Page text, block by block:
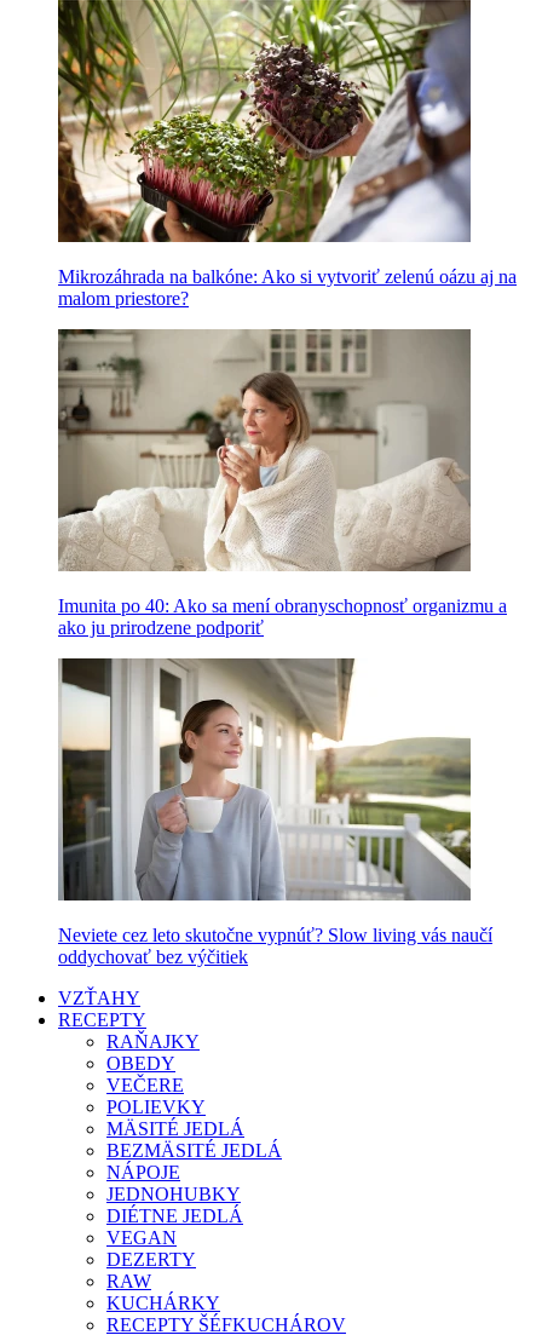
Mikrozáhrada na balkóne: Ako si vytvoriť zelenú oázu aj na
malom priestore?
Imunita po 40: Ako sa mení obranyschopnosť organizmu a
ako ju prirodzene podporiť
Neviete cez leto skutočne vypnúť? Slow living vás naučí
oddychovať bez výčitiek
VZŤAHY
RECEPTY
RAŇAJKY
OBEDY
VEČERE
POLIEVKY
MÄSITÉ JEDLÁ
BEZMÄSITÉ JEDLÁ
NÁPOJE
JEDNOHUBKY
DIÉTNE JEDLÁ
VEGAN
DEZERTY
RAW
KUCHÁRKY
RECEPTY ŠÉFKUCHÁROV